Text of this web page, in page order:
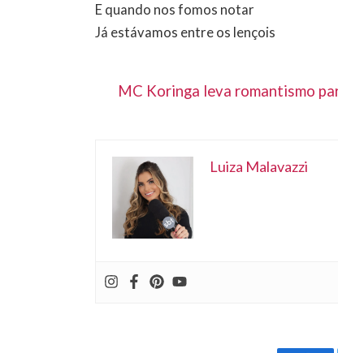
E quando nos fomos notar
Já estávamos entre os lençois
MC Koringa leva romantismo
Luiza Malavazzi